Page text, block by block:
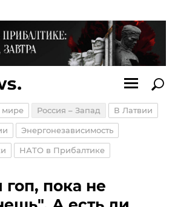
мире Россия – Запад В Латвии
Энергонезависимость
НАТО в Прибалтике
пока не